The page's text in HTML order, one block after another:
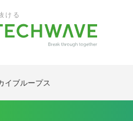
to
primary
to
main
to
primary
to
footer
ける
イブループス